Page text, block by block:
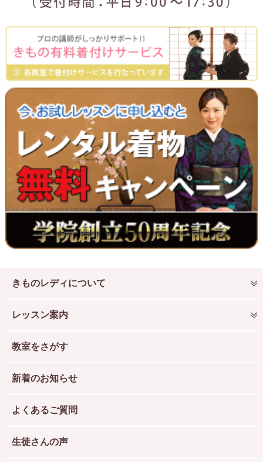
きものレディについて
レッスン案内
教室をさがす
新着のお知らせ
よくあるご質問
生徒さんの声